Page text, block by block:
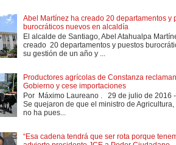
Abel Martínez ha creado 20 departamentos y
burocráticos nuevos en alcaldía
El alcalde de Santiago, Abel Atahualpa
creado 20 departamentos y puestos
su gestión de un año y ...
Productores agrícolas de Constanza
Gobierno y cese importaciones
Por Máximo Laureano . 29 de julio de 2016
Se quejaron de que el ministro de
no ha pues...
“Esa cadena tendrá que ser rota porque